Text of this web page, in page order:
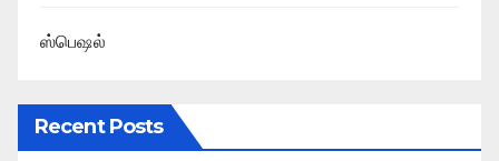
ஸ்பெஷல்
Recent Posts